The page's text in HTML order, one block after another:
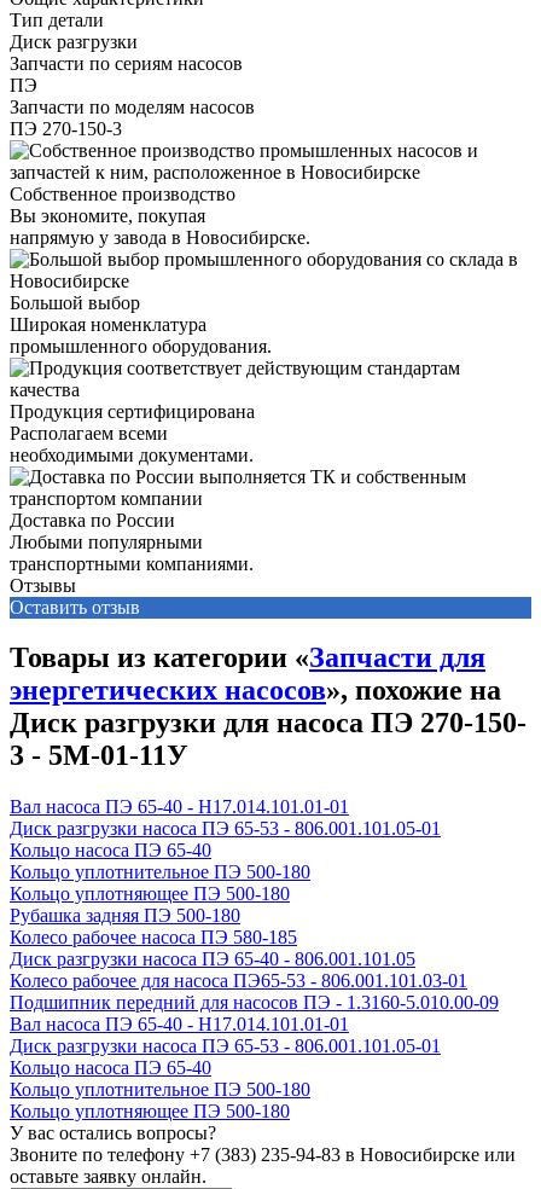
Тип детали
Диск разгрузки
Запчасти по сериям насосов
ПЭ
Запчасти по моделям насосов
ПЭ 270-150-3
Собственное производство
Вы экономите, покупая
напрямую у завода в Новосибирске.
Большой выбор
Широкая номенклатура
промышленного оборудования.
Продукция сертифицирована
Располагаем всеми
необходимыми документами.
Доставка по России
Любыми популярными
транспортными компаниями.
Отзывы
Оставить отзыв
Товары из категории «Запчасти для
энергетических насосов», похожие на
Диск разгрузки для насоса ПЭ 270-150-
3 - 5М-01-11У
Вал насоса ПЭ 65-40 - Н17.014.101.01-01
Диск разгрузки насоса ПЭ 65-53 - 806.001.101.05-01
Кольцо насоса ПЭ 65-40
Кольцо уплотнительное ПЭ 500-180
Кольцо уплотняющее ПЭ 500-180
Рубашка задняя ПЭ 500-180
Колесо рабочее насоса ПЭ 580-185
Диск разгрузки насоса ПЭ 65-40 - 806.001.101.05
Колесо рабочее для насоса ПЭ65-53 - 806.001.101.03-01
Подшипник передний для насосов ПЭ - 1.3160-5.010.00-09
Вал насоса ПЭ 65-40 - Н17.014.101.01-01
Диск разгрузки насоса ПЭ 65-53 - 806.001.101.05-01
Кольцо насоса ПЭ 65-40
Кольцо уплотнительное ПЭ 500-180
Кольцо уплотняющее ПЭ 500-180
У вас остались вопросы?
Звоните по телефону +7 (383) 235-94-83 в Новосибирске или
оставьте заявку онлайн.